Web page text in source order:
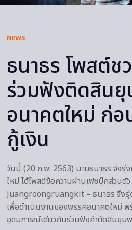
NEWS
ธนาธร โพสต์
ร่วมฟังติดสิน
อนาคตใหม่ ก่อ
กู้เงิน
วันนี้ (20 ก.พ. 2563) นายธนาธร จึงรุ่
ใหม่ ได้โพสต์ข้อความผ่านเฟซบุ๊กส่วน
Juangroongruangkit – ธนาธร จึงรุ่
เพื่อดำเนินงานของพรรคอนาคตใหม่
อุดมการณ์เดียวกันร่วมฟังคำตัดสินยุบ